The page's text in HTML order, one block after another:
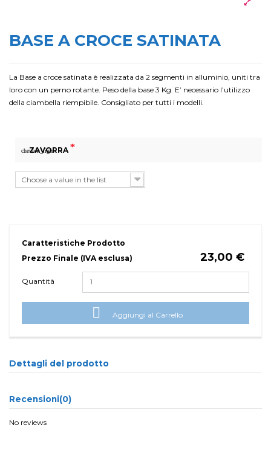
BASE A CROCE SATINATA
La Base a croce satinata è realizzata da 2 segmenti in alluminio, uniti tra
loro con un perno rotante. Peso della base 3 Kg. E’ necessario l’utilizzo
della ciambella riempibile. Consigliato per tutti i modelli.
chevron_right
ZAVORRA*
Choose a value in the list
Caratteristiche Prodotto
Prezzo Finale (IVA esclusa)
23,00 €
Quantità
 Aggiungi al Carrello
Dettagli del prodotto
Recensioni(0)
No reviews